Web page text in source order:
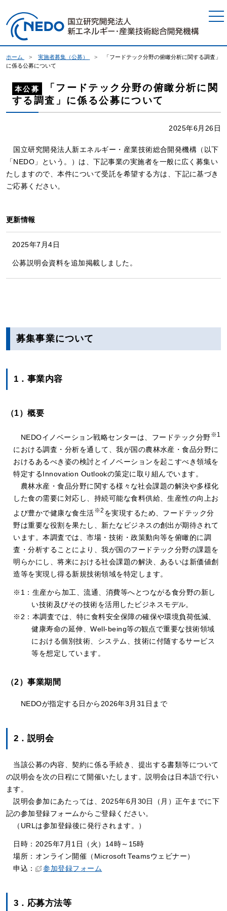
ホーム 実施者募集（公募）
「フードテック分野の俯瞰分析に関する調査」
に係る公募について
本公募
「フードテック分野の俯瞰分析に関
する調査」に係る公募について
2025年6月26日
国立研究開発法人新エネルギー・産業技術総合開発機構（以下
「NEDO」という。）は、下記事業の実施者を一般に広く募集い
たしますので、本件について受託を希望する方は、下記に基づき
ご応募ください。
更新情報
2025年7月4日
公募説明会資料を追加掲載しました。
募集事業について
1．事業内容
（1）概要
NEDOイノベーション戦略センターは、フードテック分野※1
における調査・分析を通して、我が国の農林水産・食品分野に
おけるあるべき姿の検討とイノベーションを起こすべき領域を
特定するInnovation Outlookの策定に取り組んでいます。
農林水産・食品分野に関する様々な社会課題の解決や多様化
した食の需要に対応し、持続可能な食料供給、生産性の向上お
よび豊かで健康な食生活※2 を実現するため、フードテック分
野は重要な役割を果たし、新たなビジネスの創出が期待されて
います。本調査では、市場・技術・政策動向等を俯瞰的に調
査・分析することにより、我が国のフードテック分野の課題を
明らかにし、将来における社会課題の解決、あるいは新価値創
造等を実現し得る新規技術領域を特定します。
※1：生産から加工、流通、消費等へとつながる食分野の新し
い技術及びその技術を活用したビジネスモデル。
※2：本調査では、特に食料安全保障の確保や環境負荷低減、
健康寿命の延伸、Well-being等の観点で重要な技術領域
における個別技術、システム、技術に付随するサービス
等を想定しています。
（2）事業期間
NEDOが指定する日から2026年3月31日まで
2．説明会
当該公募の内容、契約に係る手続き、提出する書類等について
の説明会を次の日程にて開催いたします。説明会は日本語で行い
ます。
説明会参加にあたっては、2025年6月30日（月）正午までに下
記の参加登録フォームからご登録ください。
（URLは参加登録後に発行されます。）
日時：2025年7月1日（火）14時～15時
場所：オンライン開催（Microsoft Teamsウェビナー）
申込：
参加登録フォーム
3．応募方法等